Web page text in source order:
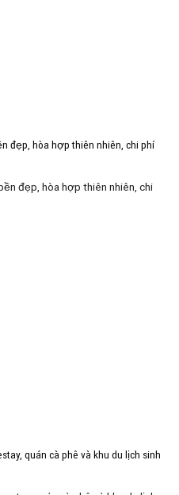
đẹp, hòa hợp thiên nhiên, chi phí
đẹp, hòa hợp thiên nhiên, chi
quán cà phê và khu du lịch sinh